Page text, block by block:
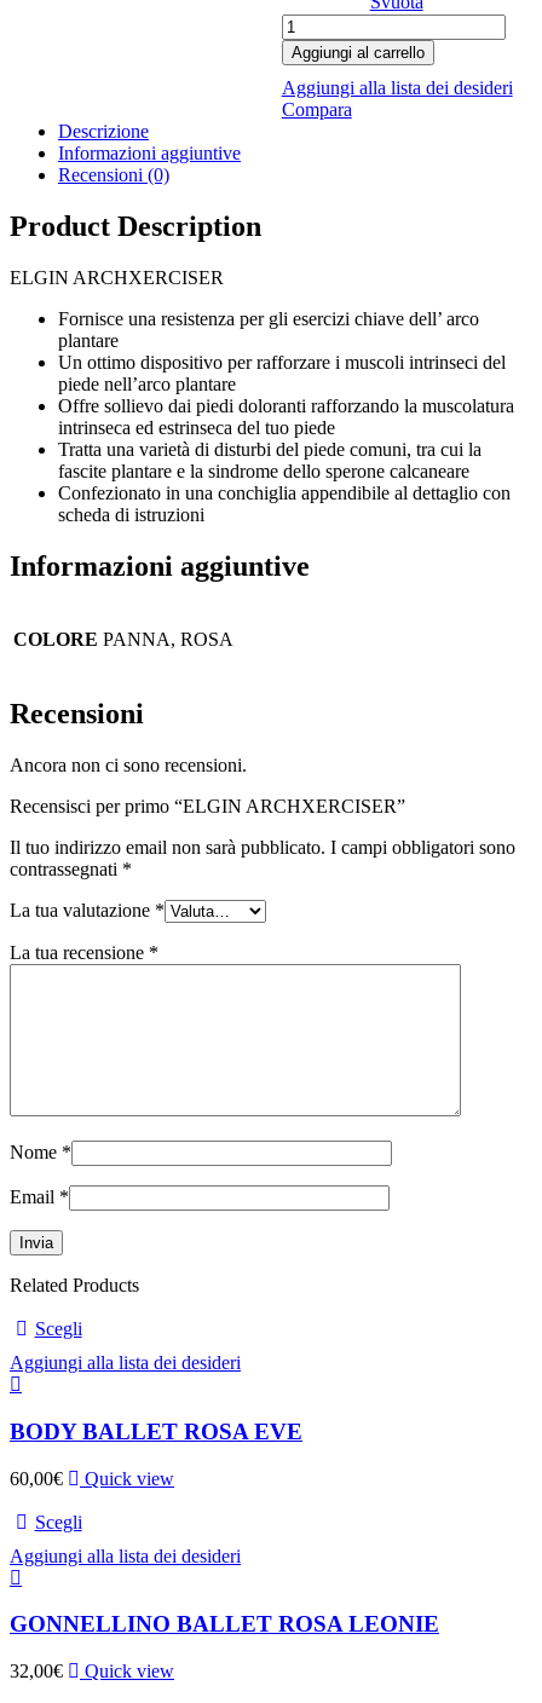
ELGIN
ARCHXERCISER
quantità
Aggiungi al carrello
Aggiungi alla lista dei desideri
Compara
Descrizione
Informazioni aggiuntive
Recensioni (0)
Product Description
ELGIN ARCHXERCISER
Fornisce una resistenza per gli esercizi chiave dell’ arco
plantare
Un ottimo dispositivo per rafforzare i muscoli intrinseci del
piede nell’arco plantare
Offre sollievo dai piedi doloranti rafforzando la muscolatura
intrinseca ed estrinseca del tuo piede
Tratta una varietà di disturbi del piede comuni, tra cui la
fascite plantare e la sindrome dello sperone calcaneare
Confezionato in una conchiglia appendibile al dettaglio con
scheda di istruzioni
Informazioni aggiuntive
COLORE PANNA, ROSA
Recensioni
Ancora non ci sono recensioni.
Recensisci per primo “ELGIN ARCHXERCISER”
Il tuo indirizzo email non sarà pubblicato. I campi obbligatori sono
contrassegnati *
La tua valutazione *
La tua recensione *
Nome *
Email *
Related Products
Scegli
Aggiungi alla lista dei desideri
BODY BALLET ROSA EVE
60,00€ Quick view
Scegli
Aggiungi alla lista dei desideri
GONNELLINO BALLET ROSA LEONIE
32,00€ Quick view